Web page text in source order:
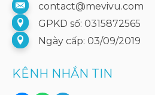
contact@mevivu.com
GPKD số: 0315872565
Ngày cấp: 03/09/2019
KÊNH NHẮN TIN